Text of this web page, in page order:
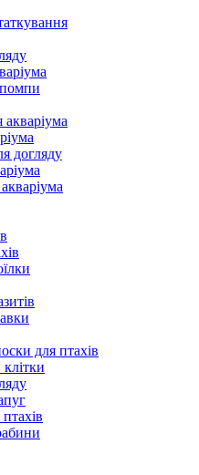
акваріума
догляду
для птахів